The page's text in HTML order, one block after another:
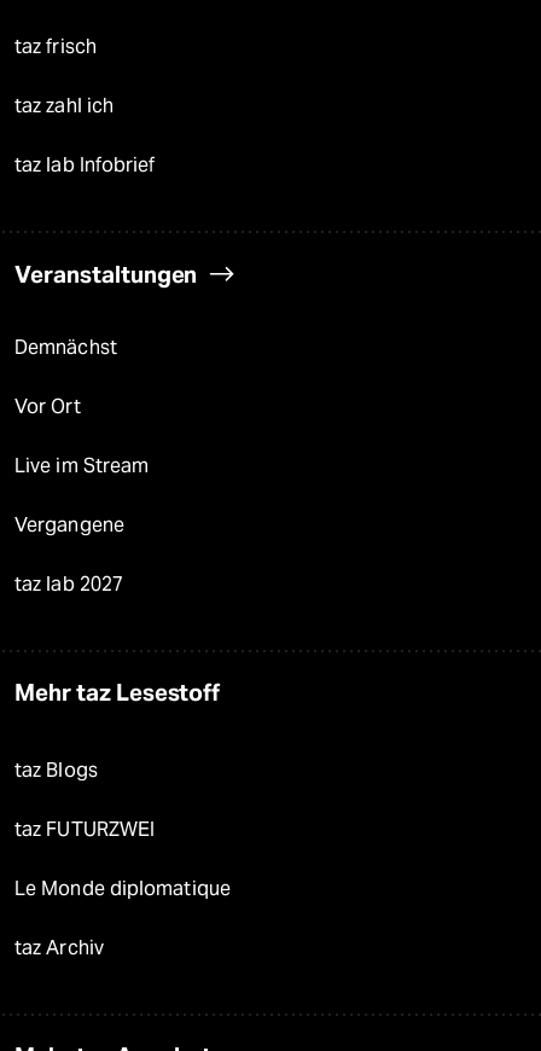
taz frisch
taz zahl ich
taz lab Infobrief
Veranstaltungen
Demnächst
Vor Ort
Live im Stream
Vergangene
taz lab 2027
Mehr taz Lesestoff
taz Blogs
taz FUTURZWEI
Le Monde diplomatique
taz Archiv